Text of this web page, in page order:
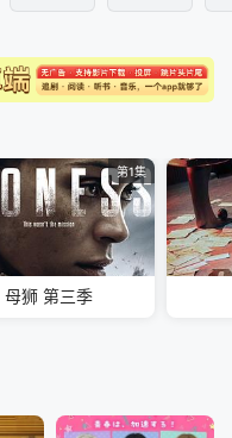
第1集
母狮 第三季